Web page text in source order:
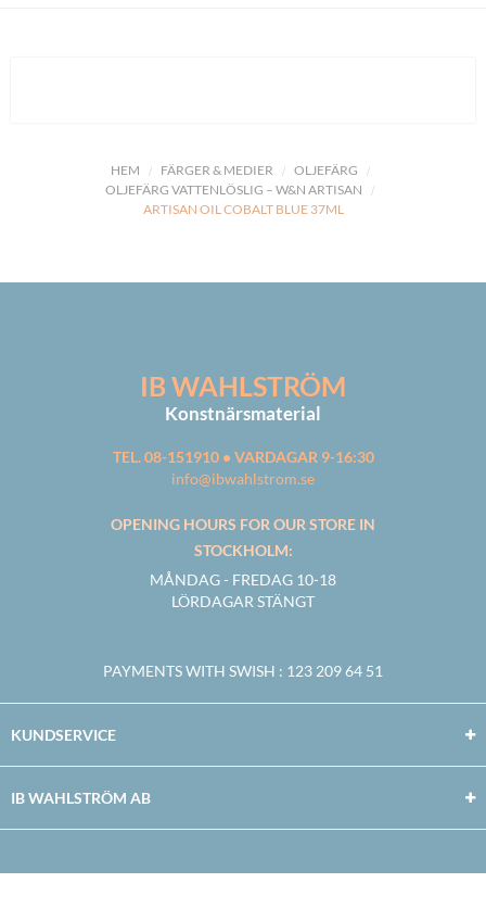
HEM FÄRGER & MEDIER
OLJEFÄRG
OLJEFÄRG VATTENLÖSLIG – W&N ARTISAN
ARTISAN OIL COBALT BLUE 37ML
IB WAHLSTRÖM
Konstnärsmaterial
TEL. 08-151910 • VARDAGAR 9-16:30
info@ibwahlstrom.se
OPENING HOURS FOR OUR STORE IN
STOCKHOLM:
MÅNDAG - FREDAG 10-18
LÖRDAGAR STÄNGT
PAYMENTS WITH SWISH : 123 209 64 51
KUNDSERVICE
IB WAHLSTRÖM AB
Facebook
TwitterYoutubeInstagram